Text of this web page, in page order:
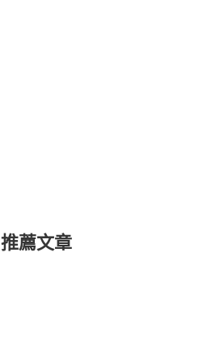
推薦文章